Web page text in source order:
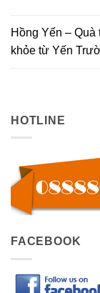
Hồng Yến – Quà
khỏe từ Yến
HOTLINE
FACEBOOK